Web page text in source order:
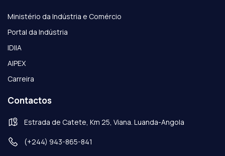
Ministério da Indústria e Comércio
Portal da Indústria
IDIIA
AIPEX
Carreira
Contactos
Estrada de Catete, Km 25, Viana. Luanda-Angola
(+244) 943-865-841